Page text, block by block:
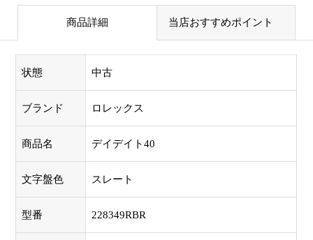
商品詳細 当店おすすめポイント
状態 中古
ブランド ロレックス
商品名 デイデイト40
文字盤色 スレート
型番 228349RBR